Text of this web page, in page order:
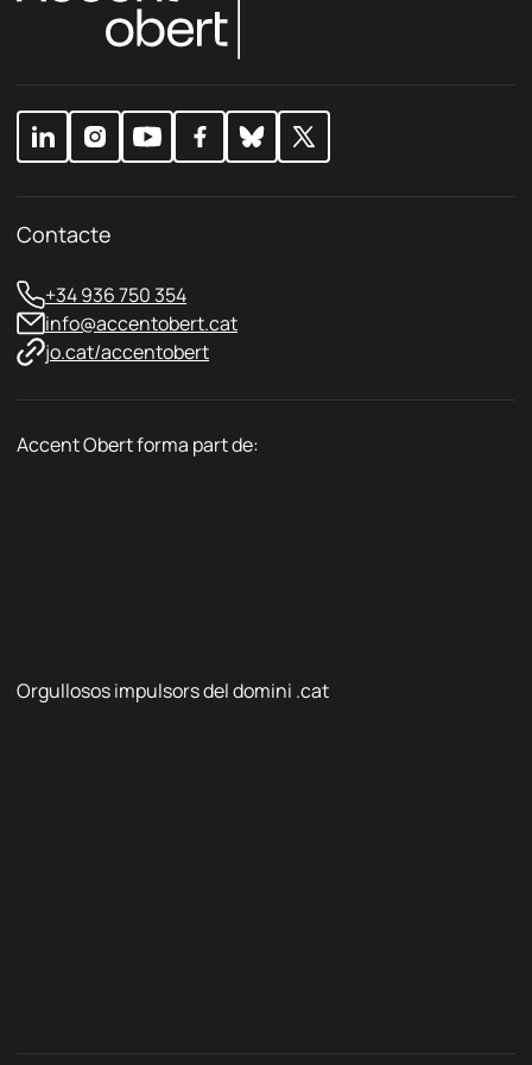
a
i
t
*
Contacte
+34 936 750 354
info@accentobert.cat
jo.cat/accentobert
Accent Obert forma part de:
Orgullosos impulsors del domini .cat